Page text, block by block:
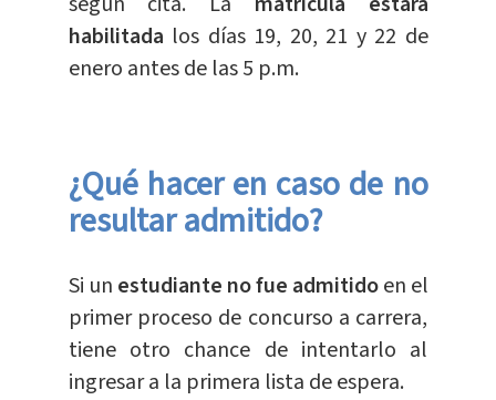
habilitada los días 19, 20, 21 y 22 de
enero antes de las 5 p.m.
¿Qué hacer en caso de no
resultar admitido?
Si un estudiante no fue admitidoen el
primer proceso de concurso a carrera,
tiene otro chance de intentarlo al
ingresar a la primera lista de espera.